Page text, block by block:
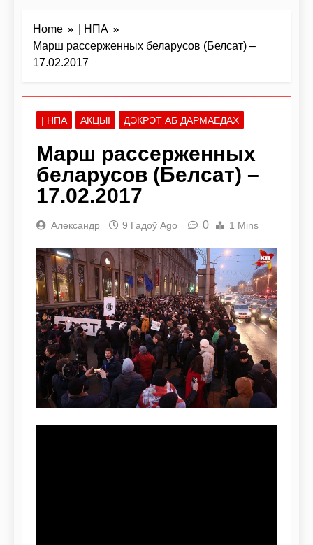
Home
| НПА
Марш рассерженных беларусов (Белсат) –
17.02.2017
| НПА АКЦЫІ ДЭКРЭТ АБ ДАРМАЕДАХ
Марш рассерженных
беларусов (Белсат) –
17.02.2017
Александр 9 Гадоў Ago 0 1 Mins